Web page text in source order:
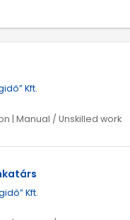
Kft.
| Manual / Unskilled work
Kft.